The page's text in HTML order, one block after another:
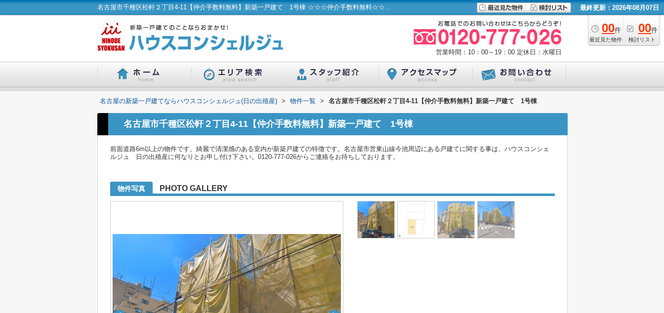
名古屋市千種区松軒２丁目4-11【仲介手数料無料】新築一戸建て 1号棟 ☆☆☆仲介手数料無料☆☆☆ 名古屋市...／ハウスコンシェルジュ(日の出殖産) 最終更新：2026年08月07日
00件
最近見た物件
00件
検討リスト
営業時間：10：00～19：00 定休日：水曜日
名古屋の新築一戸建てならハウスコンシェルジュ(日の出殖産) > 物件一覧 > 名古屋市千種区松軒２丁目4-11【仲介手数料無料】新築一戸建て 1号棟
名古屋市千種区松軒２丁目4-11【仲介手数料無料】新築一戸建て 1号棟
前面道路6m以上の物件です。綺麗で清潔感のある室内が新築戸建ての特徴です。名古屋市営東山線今池周辺にある戸建てに関する事は、ハウスコンシェ
ルジュ 日の出殖産に何なりとお申し付け下さい。0120-777-026からご連絡をお待ちしております。
物件写真 PHOTO GALLERY